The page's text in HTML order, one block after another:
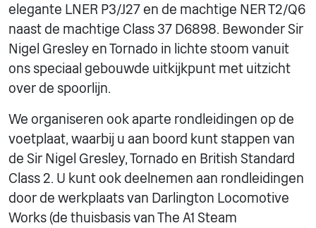
elegante LNER P3/J27 en de machtige NER T2/Q6
naast de machtige Class 37 D6898. Bewonder Sir
Nigel Gresley en Tornado in lichte stoom vanuit
ons speciaal gebouwde uitkijkpunt met uitzicht
over de spoorlijn.
We organiseren ook aparte rondleidingen op de
voetplaat, waarbij u aan boord kunt stappen van
de Sir Nigel Gresley, Tornado en British Standard
Class 2. U kunt ook deelnemen aan rondleidingen
door de werkplaats van Darlington Locomotive
Works (de thuisbasis van The A1 Steam